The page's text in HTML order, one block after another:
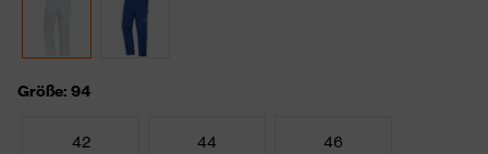
Größe: 94
42 44 46